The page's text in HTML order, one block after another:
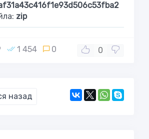
zip
1 454 0 0
назад